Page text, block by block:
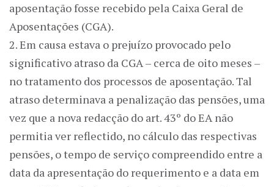
aposentação fosse recebido pela Caixa Geral de
Aposentações (CGA).
2. Em causa estava o prejuízo provocado pelo
significativo atraso da CGA – cerca de oito meses –
no tratamento dos processos de aposentação. Tal
atraso determinava a penalização das pensões, uma
vez que a nova redacção do art. 43º do EA não
permitia ver reflectido, no cálculo das respectivas
pensões, o tempo de serviço compreendido entre a
data da apresentação do requerimento e a data em